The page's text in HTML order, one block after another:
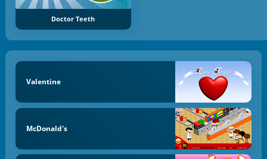
Doctor Teeth
Valentine
McDonald's